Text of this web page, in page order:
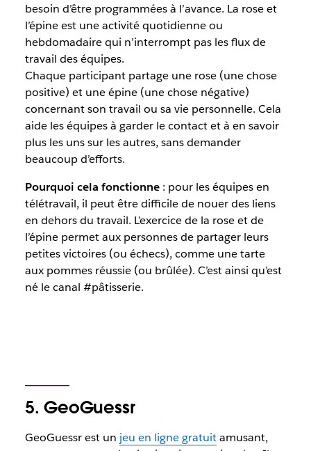
besoin d’être programmées à l’avance. La rose et
l’épine est une activité quotidienne ou
hebdomadaire qui n’interrompt pas les flux de
travail des équipes.
Chaque participant partage une rose (une chose
positive) et une épine (une chose négative)
concernant son travail ou sa vie personnelle. Cela
aide les équipes à garder le contact et à en savoir
plus les uns sur les autres, sans demander
beaucoup d’efforts.
Pourquoi cela fonctionne: pour les équipes en
télétravail, il peut être difficile de nouer des liens
en dehors du travail. L’exercice de la rose et de
l’épine permet aux personnes de partager leurs
petites victoires (ou échecs), comme une tarte
aux pommes réussie (ou brûlée). C’est ainsi qu’est
né le canal #pâtisserie.
5. GeoGuessr
GeoGuessr est un jeu en ligne gratuitamusant,